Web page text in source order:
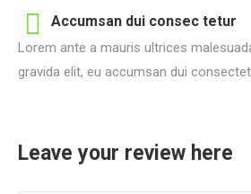
Accumsan dui consec tetur
Lorem ante a mauris ultrices
gravida elit, eu accumsan dui
Leave your review here